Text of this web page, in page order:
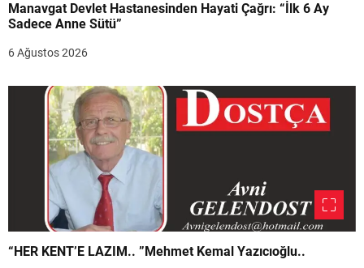
Manavgat Devlet Hastanesinden Hayati Çağrı: “İlk 6 Ay
Sadece Anne Sütü”
6 Ağustos 2026
“HER KENT’E LAZIM.. ”Mehmet Kemal Yazıcıoğlu..